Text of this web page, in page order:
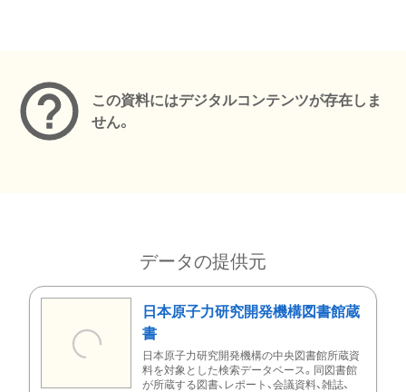
この資料にはデジタルコンテンツが存在しま
せん。
データの提供元
日本原子力研究開発機構図書館蔵
書
日本原子力研究開発機構の中央図書館所蔵資
料を対象とした検索データベース。同図書館
が所蔵する図書、レポート、会議資料、雑誌、